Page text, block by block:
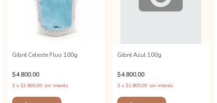
Gibré Celeste Fluo 100g
$4.800,00
3 x $1.600,00 sin interés
Gibré Azul 100g
$4.800,00
3 x $1.600,00 sin interés